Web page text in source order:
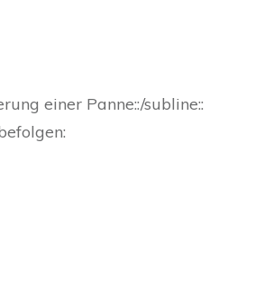
einer Panne::/subline::